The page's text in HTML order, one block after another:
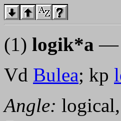
(1) logik*a —
Vd Bulea; kp
Angle: